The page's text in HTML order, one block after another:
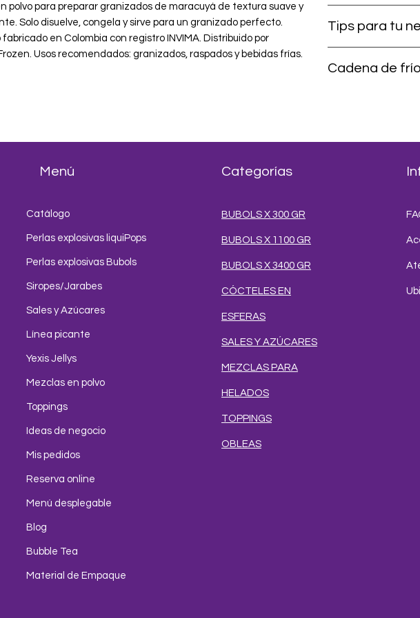
polvo para preparar granizados de maracuyá de textura suave y
Solo disuelve, congela y sirve para un granizado perfecto.
en Colombia con registro INVIMA. Distribuido por
Usos recomendados: granizados, raspados y bebidas frías.
fresco y alejado de
Tips para tu
preparación.
vs. un líquido y
Cadena de frío
Menú
Catálogo
Perlas explosivas liquiPops
Perlas explosivas Bubols
Siropes/Jarabes
Sales y Azúcares
Línea picante
Yexis Jellys
Mezclas en polvo
Toppings
Ideas de negocio
Mis pedidos
Reserva online
Menú desplegable
Blog
Bubble Tea
Material de Empaque
Categorías
BUBOLS X 300 GR
BUBOLS X 1100 GR
BUBOLS X 3400 GR
CÓCTELES EN
ESFERAS
SALES Y AZÚCARES
MEZCLAS PARA
HELADOS
TOPPINGS
OBLEAS